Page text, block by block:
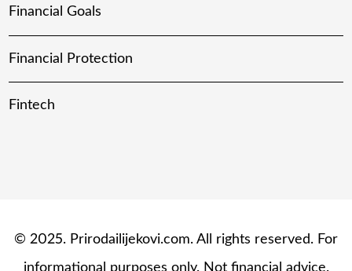
Financial Goals
Financial Protection
Fintech
© 2025. Prirodailijekovi.com. All rights reserved. For